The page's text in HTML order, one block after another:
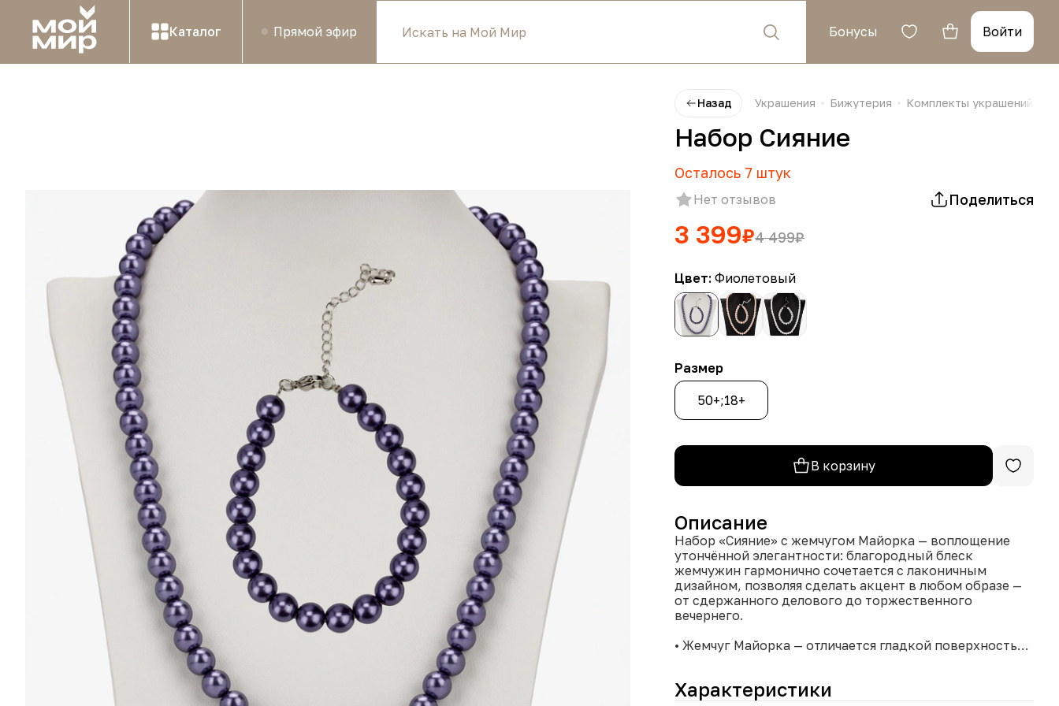
Каталог Прямой эфир Бонусы Войти
Назад Украшения Бижутерия Комплекты украшений
Набор Сияние
Осталось 7 штук
Нет отзывов Поделиться
3 399₽4 499₽
Цвет: Фиолетовый
Размер
50+;18+
В корзину
Описание
Набор «Сияние» с жемчугом Майорка — воплощение
утончённой элегантности: благородный блеск
жемчужин гармонично сочетается с лаконичным
дизайном, позволяя сделать акцент в любом образе —
от сдержанного делового до торжественного
вечернего.
• Жемчуг Майорка — отличается гладкой поверхностью,
уникально.
Характеристики